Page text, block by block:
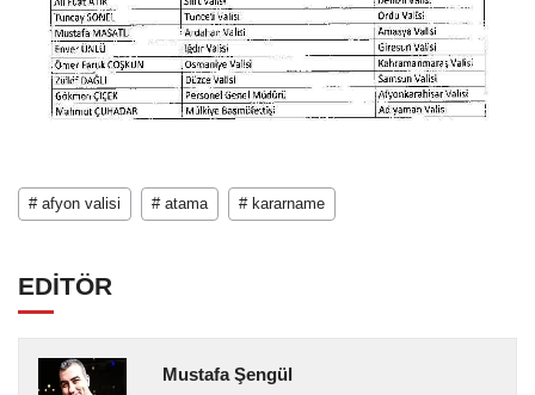
# afyon valisi # atama # kararname
EDİTÖR
Mustafa Şengül